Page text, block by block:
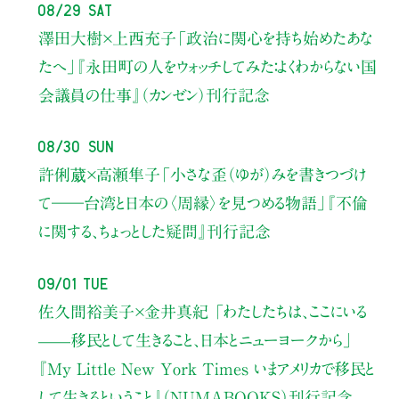
08/29 Sat
澤田大樹×上西充子 「政治に関心を持ち始めたあな
たへ」
『永田町の人をウォッチしてみた：よくわからない国
会議員の仕事』（カンゼン）刊行記念
08/30 Sun
許俐葳×高瀬隼子 「小さな歪（ゆが）みを書きつづけ
て――台湾と日本の〈周縁〉を見つめる物語」
『不倫
に関する、ちょっとした疑問』刊行記念
09/01 Tue
佐久間裕美子×金井真紀 「わたしたちは、ここにいる
——移民として生きること、日本とニューヨークから」
『My Little New York Times いまアメリカで移民と